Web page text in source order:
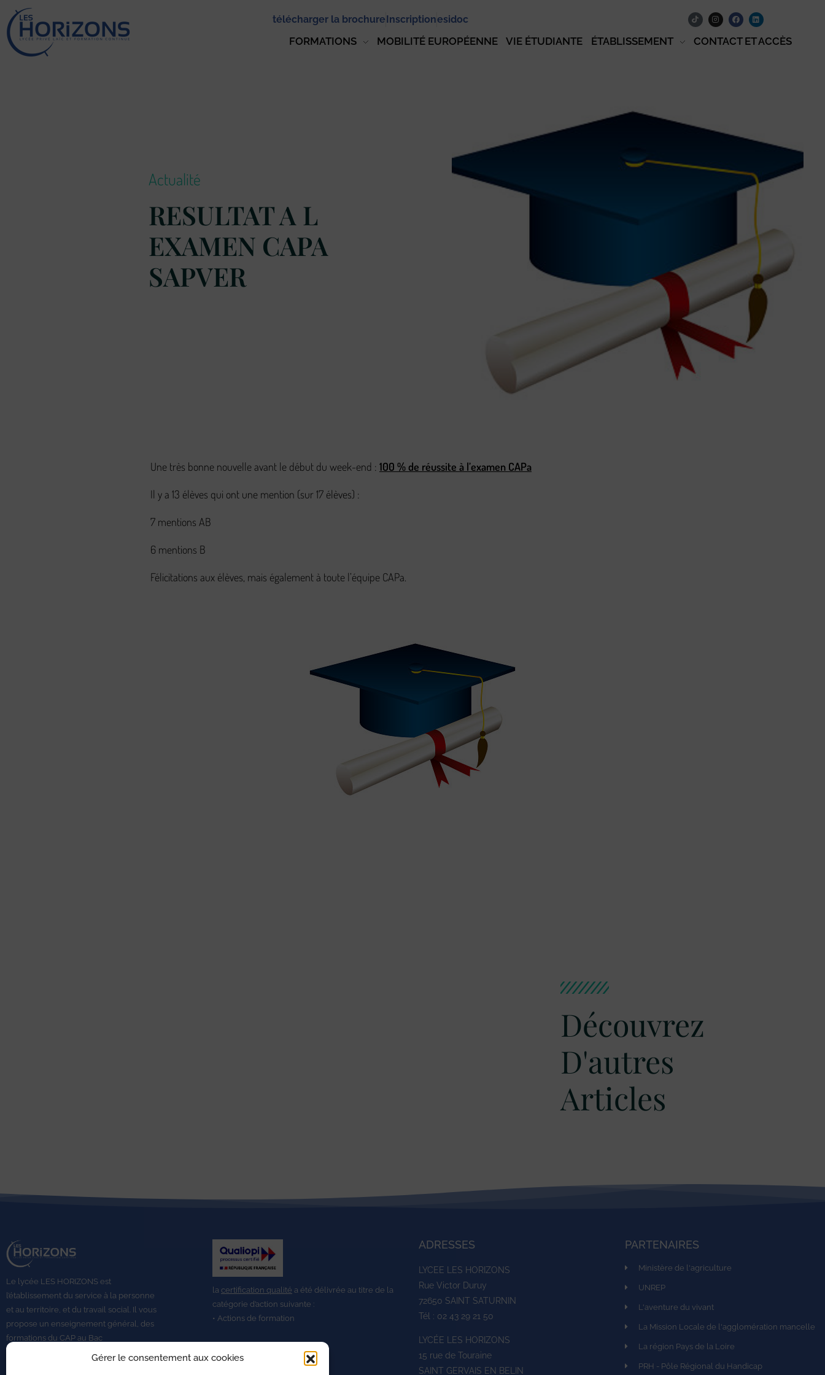
Gérer le consentement aux cookies
télécharger la brochureInscriptionesidoc
FORMATIONS MOBILITÉ EUROPÉENNE VIE ÉTUDIANTE ÉTABLISSEMENT CONTACT ET ACCÈS
Actualité
RESULTAT A L
EXAMEN CAPA
SAPVER
Une très bonne nouvelle avant le début du week-end : 100 % de réussite à l’examen CAPa
Il y a 13 élèves qui ont une mention (sur 17 élèves) :
7 mentions AB
6 mentions B
Félicitations aux élèves, mais également à toute l’équipe CAPa.
Découvrez
D'autres
Articles
Le lycée LES HORIZONS est
l’établissement du service à la personne
et au territoire, et du travail social. Il vous
propose un enseignement général, des
formations du CAP au Bac
BTS A DATR.
la certification qualité a été délivrée au titre de la
catégorie d’action suivante :
• Actions de formation
ADRESSES
LYCEE LES HORIZONS
Rue Victor Duruy
72650 SAINT SATURNIN
Tél : 02 43 29 21 50
LYCÉE LES HORIZONS
15 rue de Touraine
SAINT GERVAIS EN BELIN
PARTENAIRES
Ministère de l'agriculture
UNREP
L'aventure du vivant
La Mission Locale de l'agglomération mancelle
La région Pays de la Loire
PRH - Pôle Régional du Handicap